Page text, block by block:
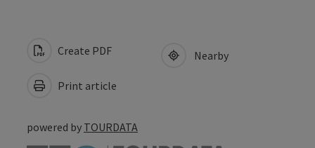
Create PDF
Print article
Nearby
powered by TOURDATA